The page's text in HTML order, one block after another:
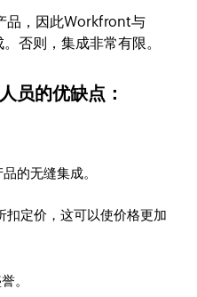
品，因此Workfront与
否则，集成非常有限。
员的优缺点：
的无缝集成。
定价，这可以使价格更加
。